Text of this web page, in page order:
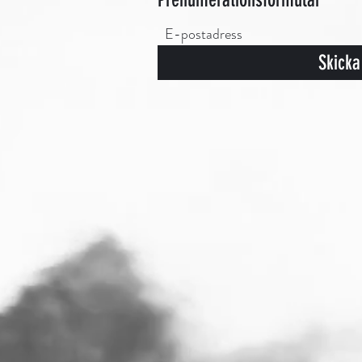
Skicka